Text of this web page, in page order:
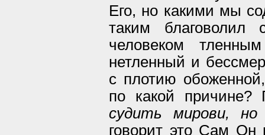
Его, но какими мы
таким
человеком
нетленный и
с плотию
по какой
судить мирови,
говорит это Сам Он